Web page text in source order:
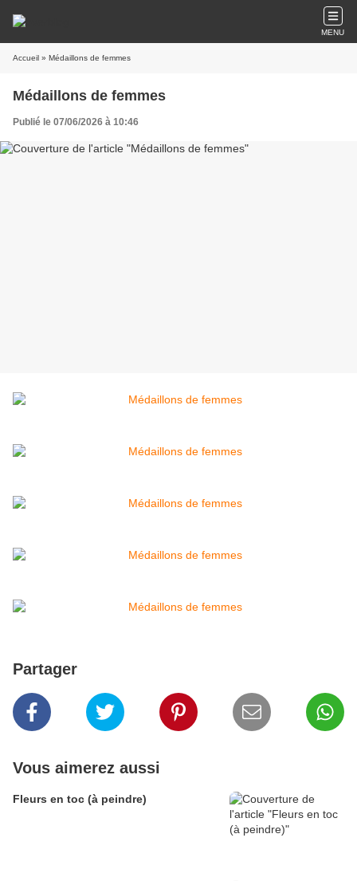
MENU
Accueil » Médaillons de femmes
Médaillons de femmes
Publié le 07/06/2026 à 10:46
Partager
Vous aimerez aussi
Fleurs en toc (à peindre)